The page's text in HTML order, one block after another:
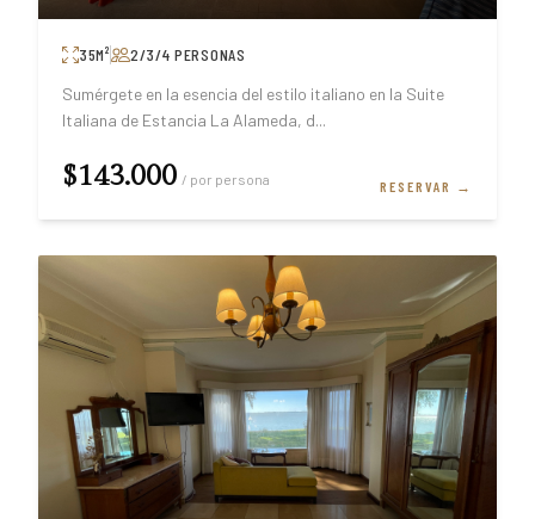
35M² 2/3/4 PERSONAS
Sumérgete en la esencia del estilo italiano en la Suite
Italiana de Estancia La Alameda, d...
$143.000 / por persona RESERVAR →